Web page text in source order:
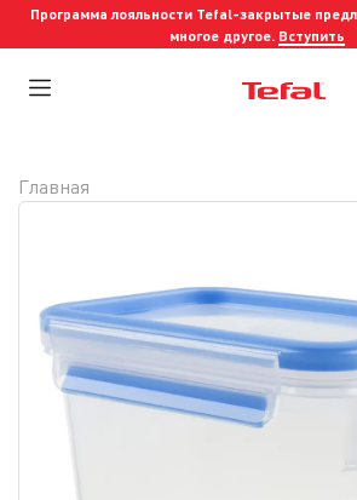
Программа лояльности Tefal-закрытые
многое другое. Вступить
Главная